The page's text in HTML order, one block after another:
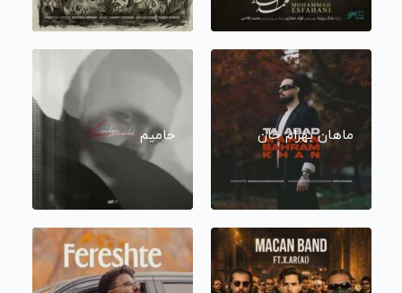
ماهان بهرام خان حامیم